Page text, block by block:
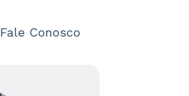
Fale Conosco